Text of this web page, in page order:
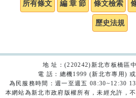
地 址：(220242)新北市板橋區
電 話：總機1999 (新北市專用)
為民服務時間：週一至週五 08:30~12:30
本網站為新北市政府版權所有，未經允許，